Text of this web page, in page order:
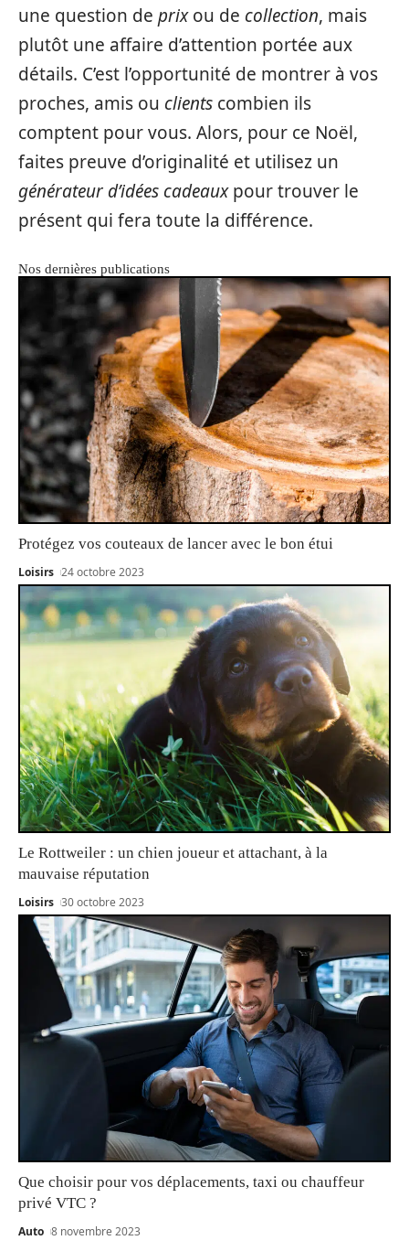
une question de prixou de collection, mais
plutôt une affaire d’attention portée aux
détails. C’est l’opportunité de montrer à vos
proches, amis ou clients combien ils
comptent pour vous. Alors, pour ce Noël,
faites preuve d’originalité et utilisez un
générateur d’idées cadeauxpour trouver le
présent qui fera toute la différence.
Nos dernières publications
Protégez vos couteaux de lancer avec le bon étui
Loisirs 24 octobre 2023
Le Rottweiler : un chien joueur et attachant, à la
mauvaise réputation
Loisirs 30 octobre 2023
Que choisir pour vos déplacements, taxi ou chauffeur
privé VTC ?
Auto 8 novembre 2023